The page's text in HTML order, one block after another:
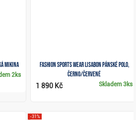
mikina
2ks
Fashion Sports Wear Lisabon pánské polo,
černo/červené
Skladem3ks
1 890 Kč
-31%